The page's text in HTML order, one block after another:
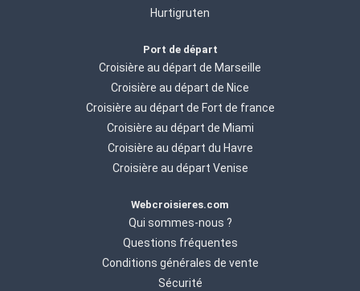
Hurtigruten
Port de départ
Croisière au départ de Marseille
Croisière au départ de Nice
Croisière au départ de Fort de france
Croisière au départ de Miami
Croisière au départ du Havre
Croisière au départ Venise
Webcroisieres.com
Qui sommes-nous ?
Questions fréquentes
Conditions générales de vente
Sécurité